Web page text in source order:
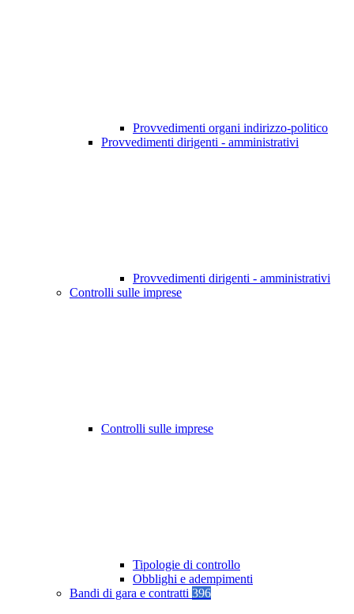
Provvedimenti organi indirizzo-politico
Provvedimenti dirigenti - amministrativi
Provvedimenti dirigenti - amministrativi
Controlli sulle imprese
Controlli sulle imprese
Tipologie di controllo
Obblighi e adempimenti
Bandi di gara e contratti 396